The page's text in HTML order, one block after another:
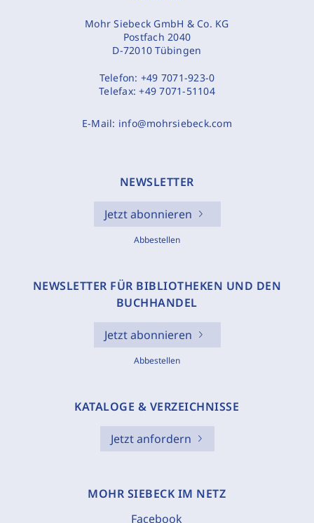
Mohr Siebeck GmbH & Co. KG
Postfach 2040
D-72010 Tübingen
Telefon: +49 7071-923-0
Telefax:+49 7071-51104
E-Mail: info@mohrsiebeck.com
NEWSLETTER
Jetzt abonnieren
Abbestellen
NEWSLETTER FÜR BIBLIOTHEKEN UND DEN
BUCHHANDEL
Jetzt abonnieren
Abbestellen
KATALOGE & VERZEICHNISSE
Jetzt anfordern
MOHR SIEBECK IM NETZ
Facebook